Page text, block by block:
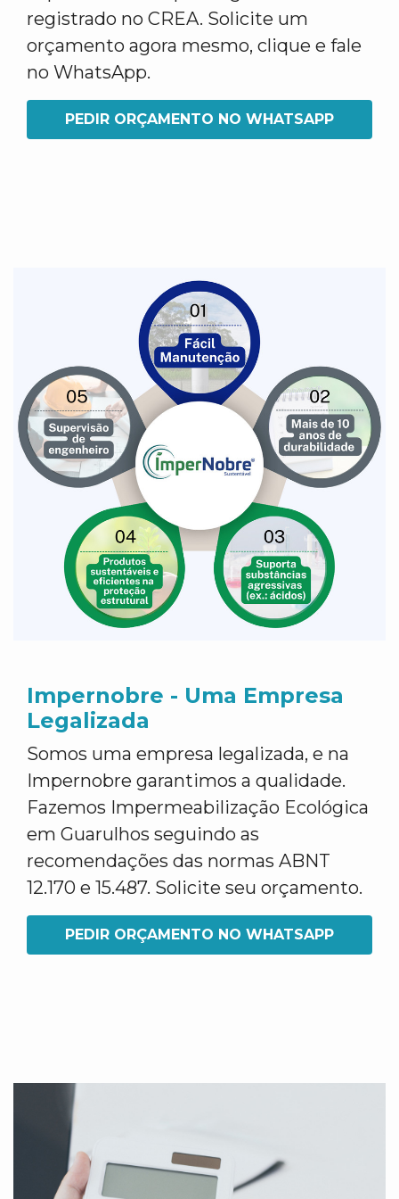
registrado no CREA. Solicite um
orçamento agora mesmo, clique e fale
no WhatsApp.
PEDIR ORÇAMENTO NO WHATSAPP
Impernobre - Uma Empresa
Legalizada
Somos uma empresa legalizada, e na
Impernobre garantimos a qualidade.
Fazemos Impermeabilização Ecológica
em Guarulhos seguindo as
recomendações das normas ABNT
12.170 e 15.487. Solicite seu orçamento.
PEDIR ORÇAMENTO NO WHATSAPP